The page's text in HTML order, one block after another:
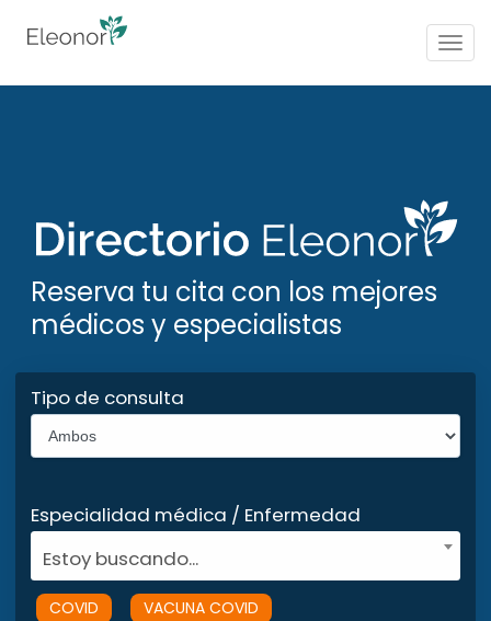
Reserva tu cita con los mejores
médicos y especialistas
Tipo de consulta
Especialidad médica / Enfermedad
Estoy buscando...
COVID VACUNA COVID